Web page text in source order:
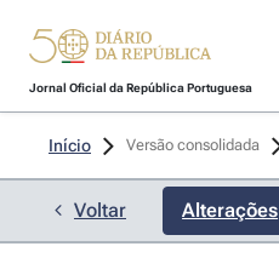
Jornal Oficial da República Portuguesa
Início Versão consolidada
Voltar Alterações